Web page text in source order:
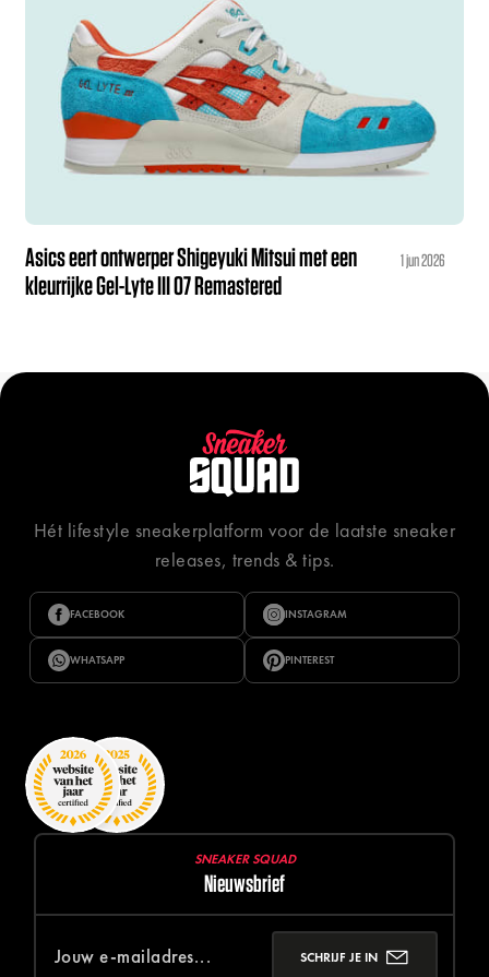
Asics eert ontwerper Shigeyuki Mitsui met een
kleurrijke Gel-Lyte III 07 Remastered
1 jun 2026
Hét lifestyle sneakerplatform voor de laatste sneaker
releases, trends & tips.
FACEBOOK INSTAGRAM
WHATSAPP PINTEREST
SNEAKER SQUAD
Nieuwsbrief
SCHRIJF JE IN